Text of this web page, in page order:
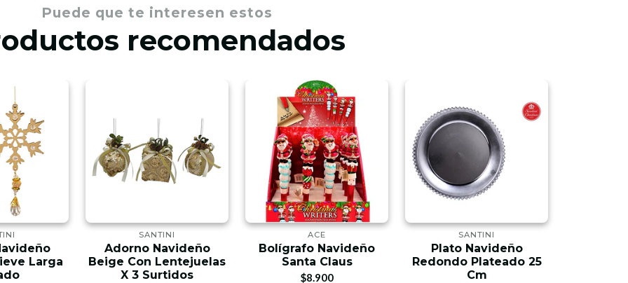
Puede que te interesen estos
recomendados
Larga
SANTINI
Adorno Navideño
Beige Con Lentejuelas
X 3 Surtidos
ACE
Bolígrafo Navideño
Santa Claus
$8.900
SANTINI
Plato Navideño
Redondo Plateado 25
Cm